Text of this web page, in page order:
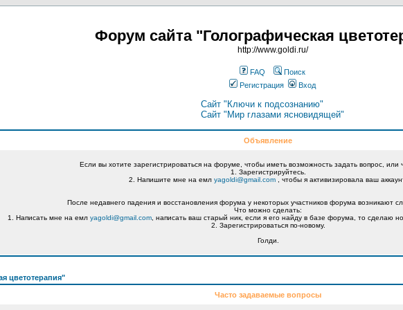
Форум сайта "Голографическая
http://www.goldi.ru/
FAQ
Поиск
Регистрация
Вход
Сайт "Ключи к подсознанию"
Сайт "Мир глазами ясновидящей"
Объявление
Если вы хотите зарегистрироваться на форуме, чтобы иметь возможность задать вопрос, или
1. Зарегистрируйтесь.
2. Напишите мне на емл yagoldi@gmail.com , чтобы я активизировала ваш
После недавнего падения и восстановления форума у некоторых участников форума возникают
Что можно сделать:
1. Написать мне на емл yagoldi@gmail.com , написать ваш старый ник, если я его найду в базе форума, то сделаю
2. Зарегистрироваться по-новому.
Голди.
цветотерапия"
Часто задаваемые вопросы